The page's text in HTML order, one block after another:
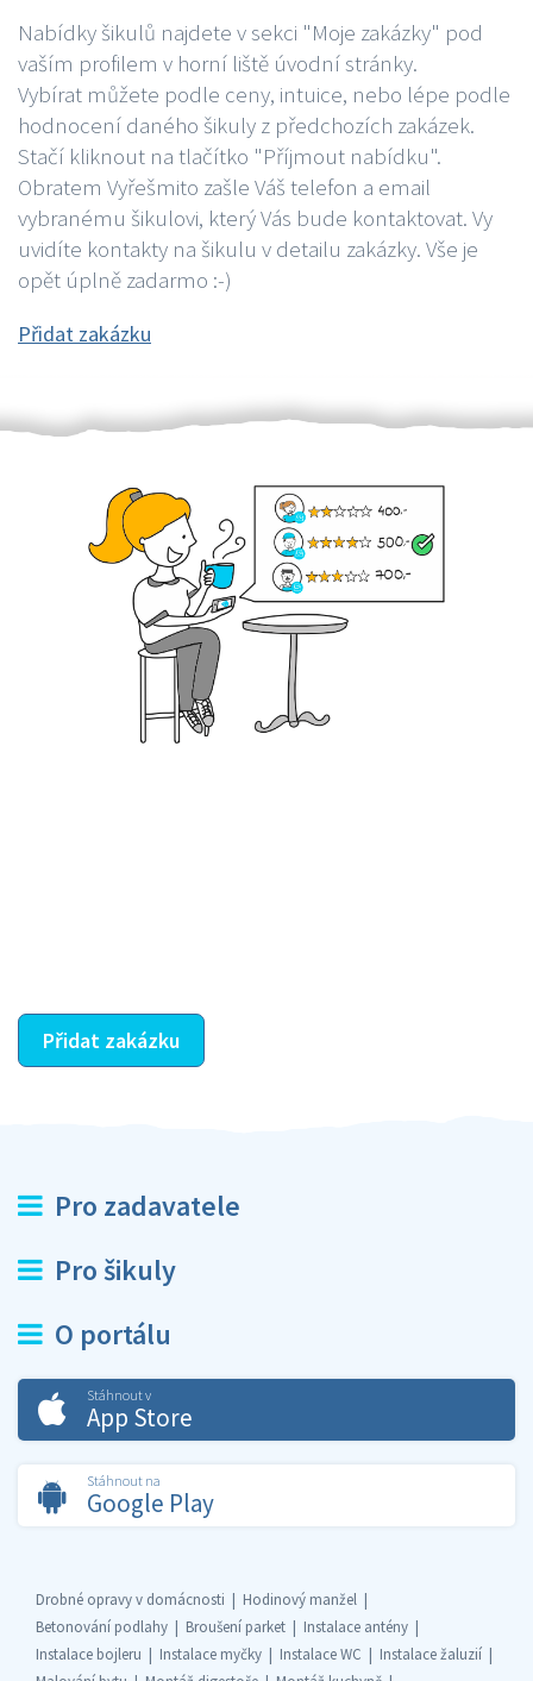
Nabídky šikulů najdete v sekci "Moje zakázky" pod
vaším profilem v horní liště úvodní stránky.
Vybírat můžete podle ceny, intuice, nebo lépe podle
hodnocení daného šikuly z předchozích zakázek.
Stačí kliknout na tlačítko "Příjmout nabídku".
Obratem Vyřešmito zašle Váš telefon a email
vybranému šikulovi, který Vás bude kontaktovat. Vy
uvidíte kontakty na šikulu v detailu zakázky. Vše je
opět úplně zadarmo :-)
Přidat zakázku
Přidat zakázku
Pro zadavatele
Pro šikuly
O portálu
Stáhnout v
App Store
Stáhnout na
Google Play
Drobné opravy v domácnosti
Hodinový manžel
Betonování podlahy
Broušení parket
Instalace antény
Instalace bojleru
Instalace myčky Instalace WC
Instalace žaluzií